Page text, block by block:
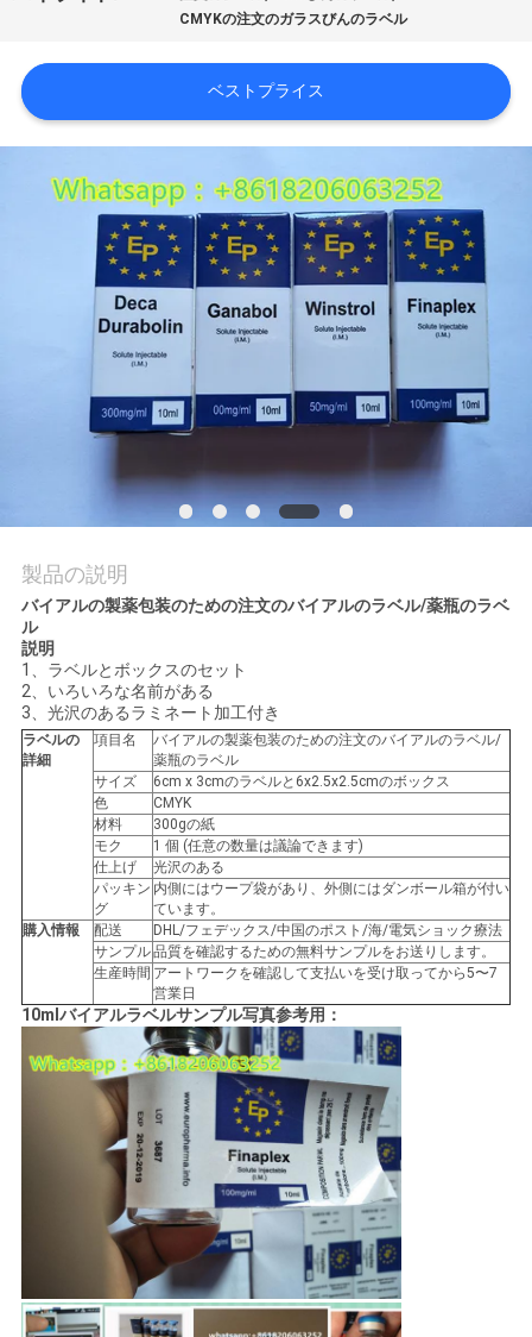
行
連
絡
し
な
さ
ュ
ス
CMYKの注文のガラスびんのラベル
ベストプライス
製品の説明
バイアルの製薬包装のための注文のバイアルのラベル/薬瓶のラベ
ル
説明
1、ラベルとボックスのセット
2、いろいろな名前がある
3、光沢のあるラミネート加工付き
ラベルの
詳細
項目名
バイアルの製薬包装のための注文のバイアルのラベル/
薬瓶のラベル
サイズ
6cm x 3cmのラベルと6x2.5x2.5cmのボックス
色
CMYK
材料
300gの紙
モク
1 個 (任意の数量は議論できます)
仕上げ
光沢のある
パッキン
グ
内側にはウープ袋があり、外側にはダンボール箱が付い
ています。
購入情報
配送
DHL/フェデックス/中国のポスト/海/電気ショック療法
サンプル品質を確認するための無料サンプルをお送りします。
生産時間 アートワークを確認して支払いを受け取ってから5〜7
営業日
10mlバイアルラベルサンプル写真参考用：